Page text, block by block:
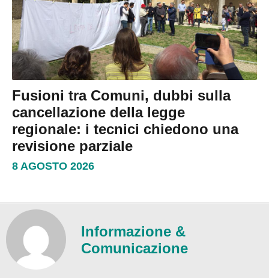
Fusioni tra Comuni, dubbi sulla
cancellazione della legge
regionale: i tecnici chiedono una
revisione parziale
8 AGOSTO 2026
Informazione &
Comunicazione